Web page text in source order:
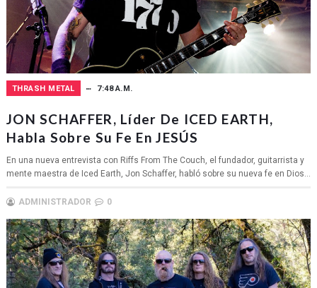
THRASH METAL 7:48 A.M.
JON SCHAFFER, Líder De ICED EARTH,
Habla Sobre Su Fe En JESÚS
En una nueva entrevista con Riffs From The Couch, el fundador, guitarrista y
mente maestra de Iced Earth, Jon Schaffer, habló sobre su nueva fe en Dios...
ADMINISTRADOR 0